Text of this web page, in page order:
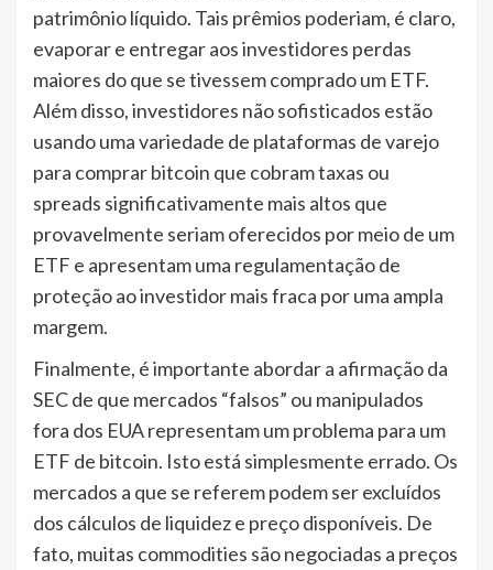
patrimônio líquido. Tais prêmios poderiam, é claro,
evaporar e entregar aos investidores perdas
maiores do que se tivessem comprado um ETF.
Além disso, investidores não sofisticados estão
usando uma variedade de plataformas de varejo
para comprar bitcoin que cobram taxas ou
spreads significativamente mais altos que
provavelmente seriam oferecidos por meio de um
ETF e apresentam uma regulamentação de
proteção ao investidor mais fraca por uma ampla
margem.
Finalmente, é importante abordar a afirmação da
SEC de que mercados “falsos” ou manipulados
fora dos EUA representam um problema para um
ETF de bitcoin. Isto está simplesmente errado. Os
mercados a que se referem podem ser excluídos
dos cálculos de liquidez e preço disponíveis. De
fato, muitas commodities são negociadas a preços